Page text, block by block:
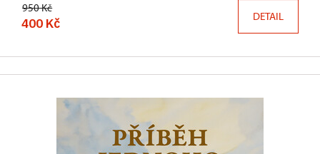
950 Kč
400 Kč DETAIL